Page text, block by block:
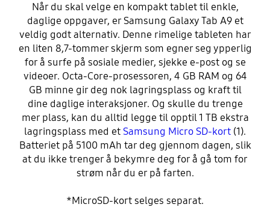
Når du skal velge en kompakt tablet til enkle,
daglige oppgaver, er Samsung Galaxy Tab A9 et
veldig godt alternativ. Denne rimelige tableten har
en liten 8,7-tommer skjerm som egner seg ypperlig
for å surfe på sosiale medier, sjekke e-post og se
videoer. Octa-Core-prosessoren, 4 GB RAM og 64
GB minne gir deg nok lagringsplass og kraft til
dine daglige interaksjoner. Og skulle du trenge
mer plass, kan du alltid legge til opptil 1 TB ekstra
lagringsplass med et Samsung Micro SD-kort (1).
Batteriet på 5100 mAh tar deg gjennom dagen, slik
at du ikke trenger å bekymre deg for å gå tom for
strøm når du er på farten.
*MicroSD-kort selges separat.